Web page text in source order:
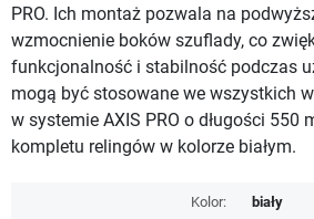
PRO. Ich montaż pozwala na
wzmocnienie boków szuflady, co
funkcjonalność i stabilność podczas
mogą być stosowane we wszystkich
w systemie AXIS PRO o długości 550
kompletu relingów w kolorze białym.
Kolor: biały